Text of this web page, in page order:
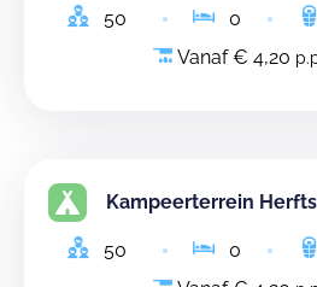
50 0
Vanaf € 4,20
Kampeerterrein
50 0